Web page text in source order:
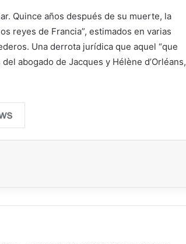
Quince años después de su muerte, la
reyes de Francia”, estimados en varias
Una derrota jurídica que aquel “que
abogado de Jacques y Hélène d’Orléans,